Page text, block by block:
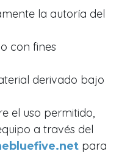
la autoría del
con fines
derivado bajo
el uso permitido,
a través del
para